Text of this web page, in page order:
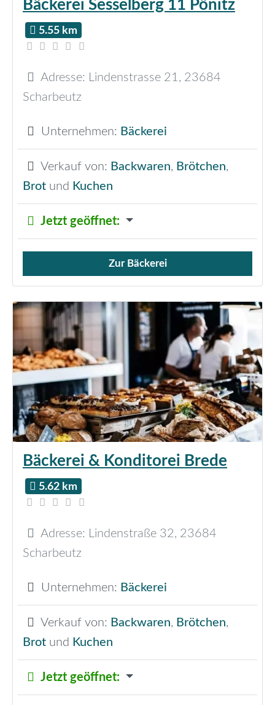
Bäckerei Sesselberg 11 Pönitz
5.55 km
Adresse: Lindenstrasse 21 , 23684
Scharbeutz
Unternehmen: Bäckerei
Verkauf von: Backwaren, Brötchen,
Brot und Kuchen
Jetzt geöffnet:
Verkauf von Brötchen,
Zur Bäckerei
Bäckerei & Konditorei Brede
5.62 km
Adresse: Lindenstraße 32, 23684
Scharbeutz
Unternehmen: Bäckerei
Verkauf von: Backwaren, Brötchen,
Brot und Kuchen
Jetzt geöffnet: